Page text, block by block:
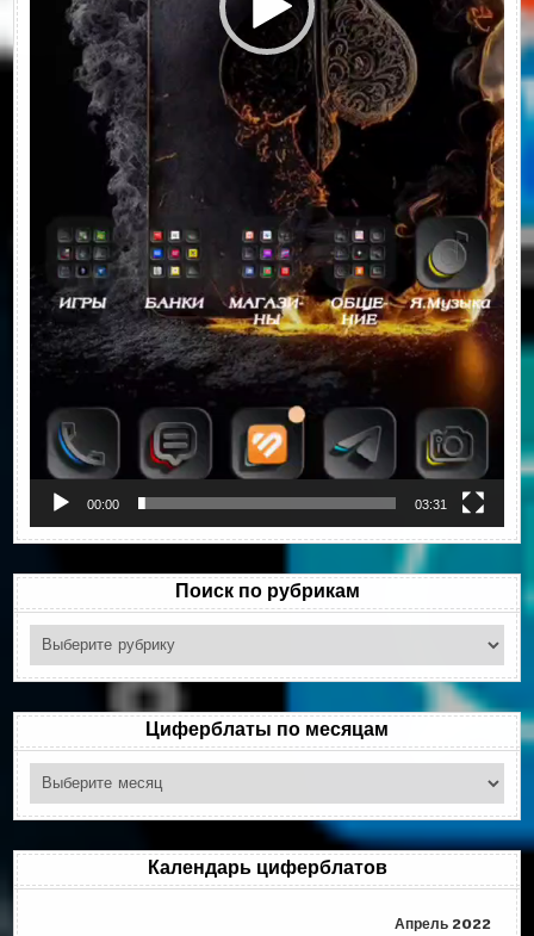
00:00 03:31
Поиск по рубрикам
Поиск
рубрикам
Циферблаты по месяцам
Циферблаты
месяцам
Календарь циферблатов
Апрель 2022